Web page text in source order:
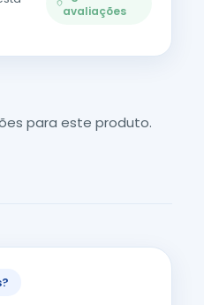
avaliações
para este produto.